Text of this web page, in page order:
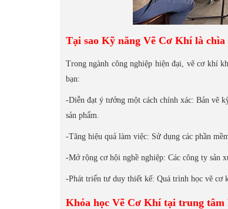
Tại sao Kỹ năng Vẽ Cơ Khí là chìa
Trong ngành công nghiệp hiện đại, vẽ cơ khí
bạn:
-Diễn đạt ý tưởng một cách chính xác: Bản vẽ
sản phẩm.
-Tăng hiệu quả làm việc: Sử dụng các phần
-Mở rộng cơ hội nghề nghiệp: Các công ty sản
-Phát triển tư duy thiết kế: Quá trình học vẽ cơ
Khóa học Vẽ Cơ Khí tại trung tâm